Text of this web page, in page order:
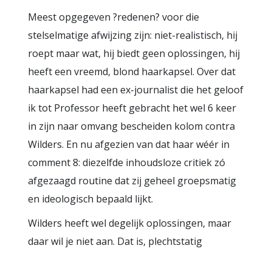
Meest opgegeven ?redenen? voor die
stelselmatige afwijzing zijn: niet-realistisch, hij
roept maar wat, hij biedt geen oplossingen, hij
heeft een vreemd, blond haarkapsel. Over dat
haarkapsel had een ex-journalist die het geloof
ik tot Professor heeft gebracht het wel 6 keer
in zijn naar omvang bescheiden kolom contra
Wilders. En nu afgezien van dat haar wéér in
comment 8: diezelfde inhoudsloze critiek zó
afgezaagd routine dat zij geheel groepsmatig
en ideologisch bepaald lijkt.
Wilders heeft wel degelijk oplossingen, maar
daar wil je niet aan. Dat is, plechtstatig